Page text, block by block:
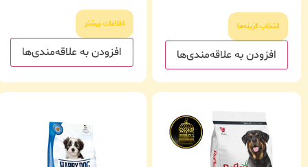
انتخاب گزینه‌ها
افزودن به علاقه‌مندی‌ها
اطلاعات بیشتر
افزودن به علاقه‌مندی‌ها